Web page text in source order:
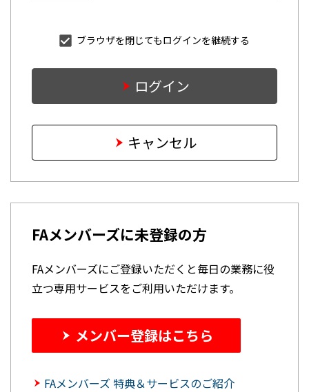
ブラウザを閉じてもログインを継続する
ログイン
キャンセル
FAメンバーズに未登録の方
FAメンバーズにご登録いただくと毎日の業務に役
立つ専用サービスをご利用いただけます。
メンバー登録はこちら
FAメンバーズ 特典＆サービスのご紹介